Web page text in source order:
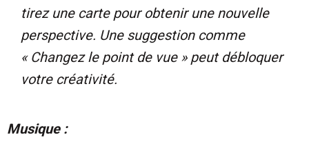
tirez une carte pour obtenir une nouvelle
perspective. Une suggestion comme
« Changez le point de vue » peut débloquer
votre créativité.
Musique :